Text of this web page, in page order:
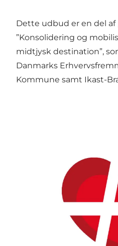
Dette udbud er en del
”Konsolidering og
midtjysk destination”,
Danmarks
Kommune samt Ikast-